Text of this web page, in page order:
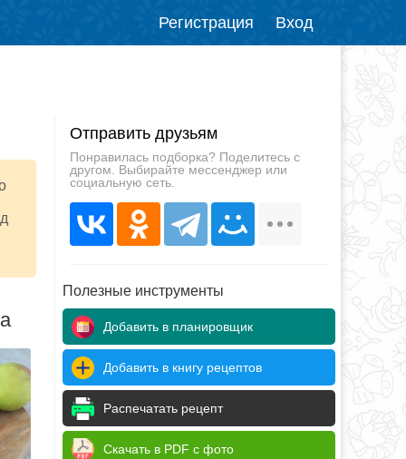
Регистрация Вход
Отправить друзьям
Понравилась подборка? Поделитесь с
другом. Выбирайте мессенджер или
социальную сеть.
Полезные инструменты
Добавить в планировщик
Добавить в книгу рецептов
Распечатать рецепт
Скачать в PDF с фото